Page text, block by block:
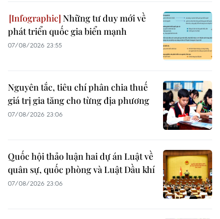
Những tư duy mới về
phát triển quốc gia biển mạnh
07/08/2026 23:55
Nguyên tắc, tiêu chí phân chia thuế
giá trị gia tăng cho từng địa phương
07/08/2026 23:06
Quốc hội thảo luận hai dự án Luật về
quân sự, quốc phòng và Luật Dầu khí
07/08/2026 23:06